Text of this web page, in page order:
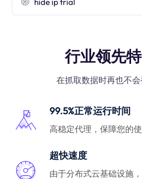
行业领先
在抓取数据时再也不
99.5%正常运行时间
高稳定代理，保障您的使
超快速度
由于分布式云基础设施